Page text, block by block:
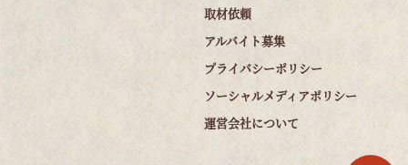
取材依頼
アルバイト募集
プライバシーポリシー
ソーシャルメディアポリシー
運営会社について